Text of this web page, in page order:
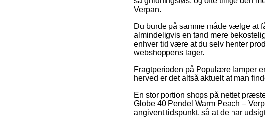
Verpan.
Du burde på samme måde vælge at
almindeligvis en tand mere
enhver tid være at du selv henter
webshoppens lager.
Fragtperioden på Populære lamper
herved er det altså aktuelt at man
En stor portion shops på nettet
Globe 40 Pendel Warm Peach –
angivent tidspunkt, så at de har